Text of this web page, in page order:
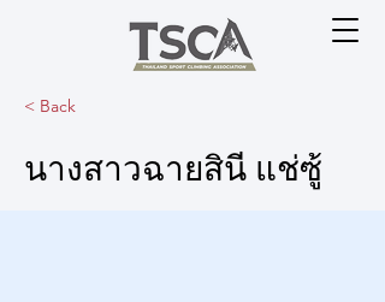
< Back
นางสาวฉายสินี แช่ซู้